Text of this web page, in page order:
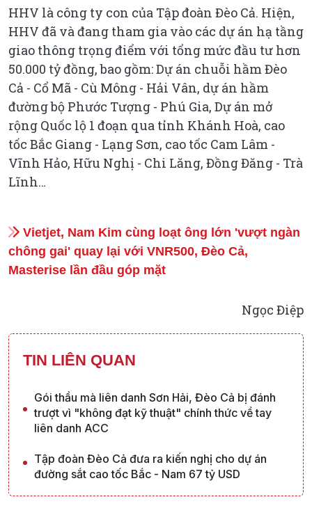
HHV là công ty con của Tập đoàn Đèo Cả. Hiện,
HHV đã và đang tham gia vào các dự án hạ tầng
giao thông trọng điểm với tổng mức đầu tư hơn
50.000 tỷ đồng, bao gồm: Dự án chuỗi hầm Đèo
Cả - Cổ Mã - Cù Mông - Hải Vân, dự án hầm
đường bộ Phước Tượng - Phú Gia, Dự án mở
rộng Quốc lộ 1 đoạn qua tỉnh Khánh Hoà, cao
tốc Bắc Giang - Lạng Sơn, cao tốc Cam Lâm -
Vĩnh Hảo, Hữu Nghị - Chi Lăng, Đồng Đăng - Trà
Lĩnh…
Vietjet, Nam Kim cùng loạt ông lớn 'vượt ngàn
chông gai' quay lại với VNR500, Đèo Cả,
Masterise lần đầu góp mặt
Ngọc Điệp
TIN LIÊN QUAN
Gói thầu mà liên danh Sơn Hải, Đèo Cả bị đánh
trượt vì "không đạt kỹ thuật" chính thức về tay
liên danh ACC
Tập đoàn Đèo Cả đưa ra kiến nghị cho dự án
đường sắt cao tốc Bắc - Nam 67 tỷ USD